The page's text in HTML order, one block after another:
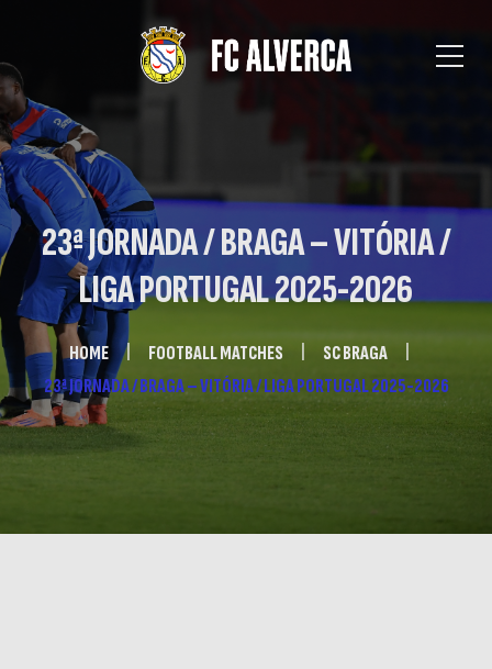
23ª JORNADA / BRAGA – VITÓRIA /
LIGA PORTUGAL 2025-2026
HOME FOOTBALL MATCHES
SC BRAGA
23ª JORNADA / BRAGA – VITÓRIA / LIGA PORTUGAL 2025-2026